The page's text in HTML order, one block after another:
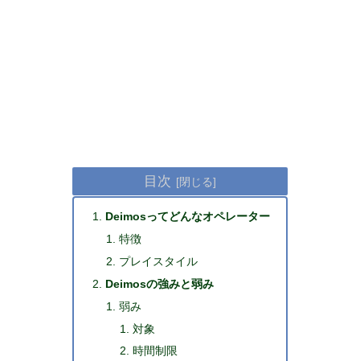
目次
Deimosってどんなオペレーター
特徴
プレイスタイル
Deimosの強みと弱み
弱み
対象
時間制限